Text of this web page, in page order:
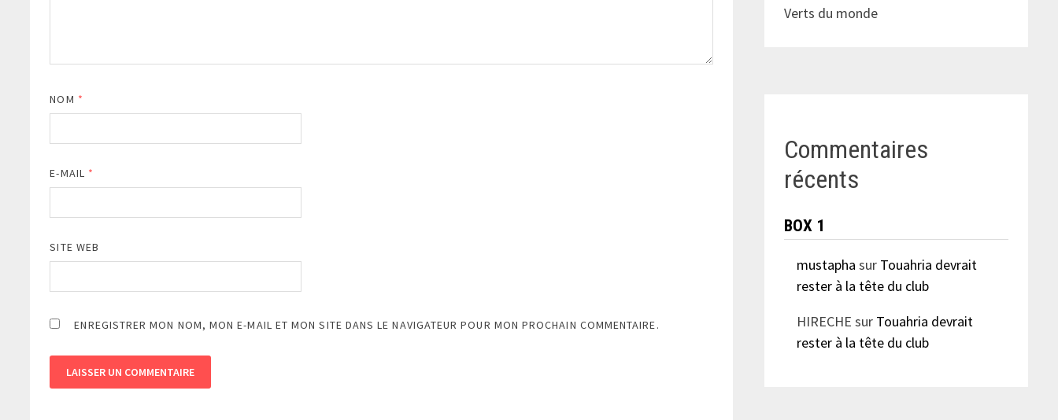
NOM *
E-MAIL *
SITE WEB
ENREGISTRER MON NOM, MON E-MAIL ET MON SITE DANS LE NAVIGATEUR POUR MON PROCHAIN COMMENTAIRE.
Verts du monde
Commentaires
récents
BOX 1
mustapha sur Touahria devrait
rester à la tête du club
HIRECHE sur Touahria devrait
rester à la tête du club